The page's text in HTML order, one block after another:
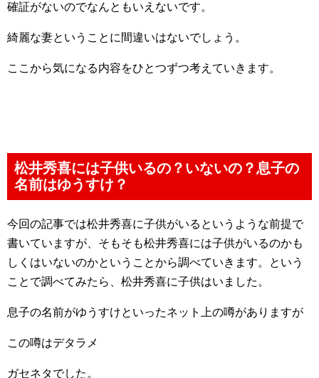
確証がないのでなんともいえないです。
綺麗な妻ということに間違いはないでしょう。
ここから気になる内容をひとつずつ考えていきます。
松井秀喜には子供いるの？いないの？息子の
名前はゆうすけ？
今回の記事では松井秀喜に子供がいるというような前提で
書いていますが、そもそも松井秀喜には子供がいるのかも
しくはいないのかということから調べていきます。という
ことで調べてみたら、松井秀喜に子供はいました。
息子の名前がゆうすけといったネット上の噂がありますが
この噂はデタラメ
ガセネタでした。